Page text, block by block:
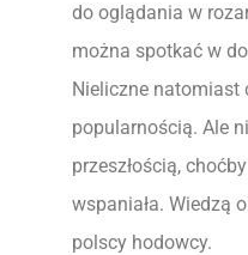
do oglądania w
można spotkać w
Nieliczne natomiast
popularnością. Ale
przeszłością,
wspaniała. Wiedzą
polscy hodowcy.